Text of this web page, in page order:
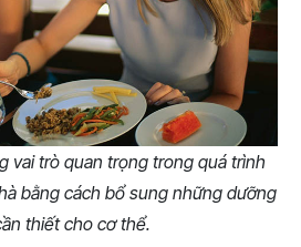
vai trò quan trọng trong quá trình
bằng cách bổ sung những dưỡng
thiết cho cơ thể.